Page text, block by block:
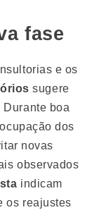
fase
e os
sugere
Durante boa
dos
novas
observados
indicam
os reajustes